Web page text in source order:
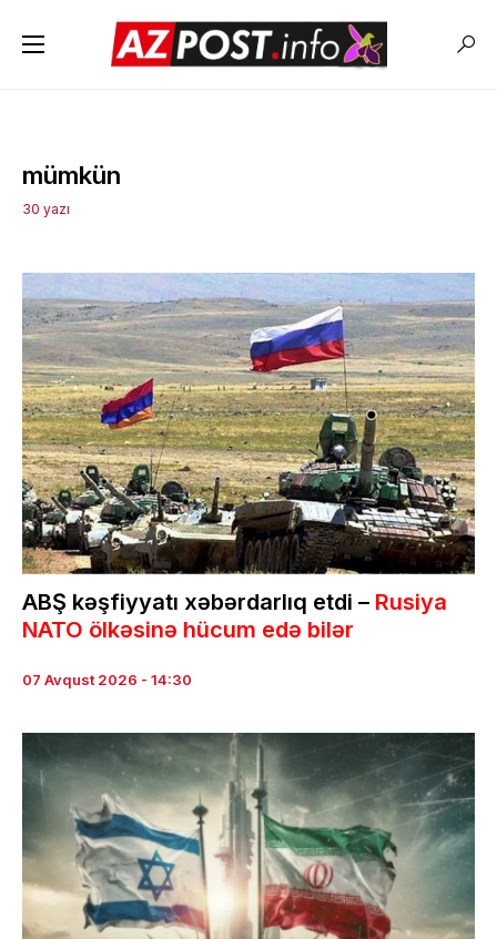
mümkün
30 yazı
ABŞ kəşfiyyatı xəbərdarlıq etdi – Rusiya
NATO ölkəsinə hücum edə bilər
07 Avqust 2026 - 14:30